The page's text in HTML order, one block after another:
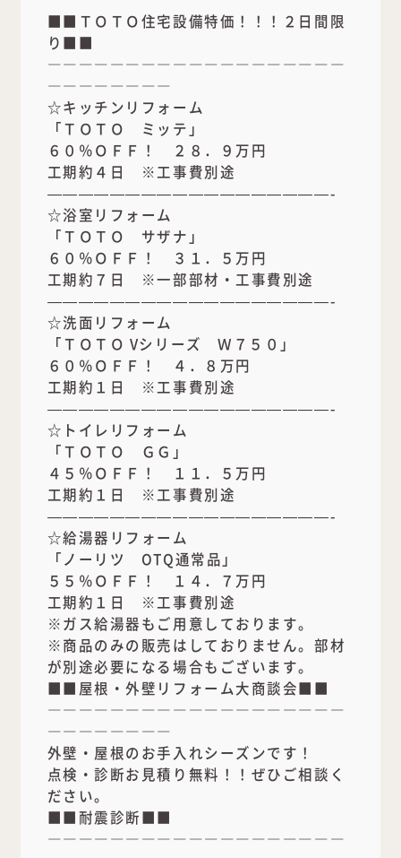
■■ＴＯＴＯ住宅設備特価！！！２日間限
り■■
―――――――――――――――――――
――――――――
☆キッチンリフォーム
「ＴＯＴＯ ミッテ」
６０％ＯＦＦ！ ２８．９万円
工期約４日 ※工事費別途
——————————————————-
☆浴室リフォーム
「ＴＯＴＯ サザナ」
６０％ＯＦＦ！ ３１．５万円
工期約７日 ※一部部材・工事費別途
——————————————————-
☆洗面リフォーム
「ＴＯＴＯ Vシリーズ Ｗ７５０」
６０％ＯＦＦ！ ４．８万円
工期約１日 ※工事費別途
——————————————————-
☆トイレリフォーム
「ＴＯＴＯ ＧＧ」
４５％ＯＦＦ！ １１．５万円
工期約１日 ※工事費別途
——————————————————-
☆給湯器リフォーム
「ノーリツ OTQ通常品」
５５％ＯＦＦ！ １４．７万円
工期約１日 ※工事費別途
※ガス給湯器もご用意しております。
※商品のみの販売はしておりません。部材
が別途必要になる場合もございます。
■■屋根・外壁リフォーム大商談会■■
―――――――――――――――――――
――――――――
外壁・屋根のお手入れシーズンです！
点検・診断お見積り無料！！ぜひご相談く
ださい。
■■耐震診断■■
―――――――――――――――――――